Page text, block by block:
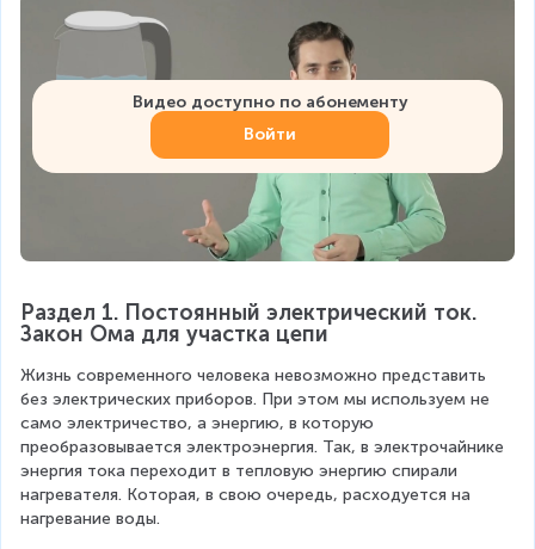
Видео доступно по абонементу
Войти
Раздел 1. Постоянный электрический ток.
Закон Ома для участка цепи
Жизнь современного человека невозможно представить
без электрических приборов. При этом мы используем не
само электричество, а энергию, в которую
преобразовывается электроэнергия. Так, в электрочайнике
энергия тока переходит в тепловую энергию спирали
нагревателя. Которая, в свою очередь, расходуется на
нагревание воды.